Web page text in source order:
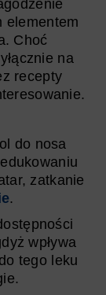
elementem
Choć
na
recepty
do nosa
zatkanie
.
wpływa
tego leku